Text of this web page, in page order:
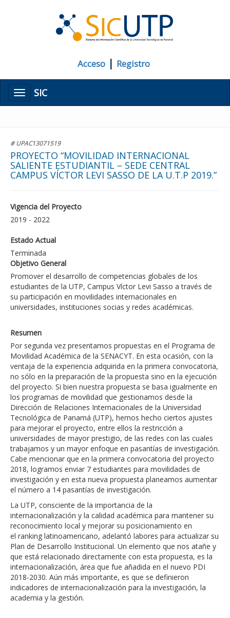
Acceso | Registro
MenúSIC
# UPAC13071519
PROYECTO “MOVILIDAD INTERNACIONAL
SALIENTE ESTUDIANTIL – SEDE CENTRAL
CAMPUS VÍCTOR LEVI SASSO DE LA U.T.P 2019.”
Vigencia del Proyecto
2019 - 2022
Estado Actual
Terminada
Objetivo General
Promover el desarrollo de competencias globales de los
estudiantes de la UTP, Campus Víctor Levi Sasso a través de
su participación en movilidades internacionales en
universidades, instituciones socias y redes académicas.
Resumen
Por segunda vez presentamos propuestas en el Programa de
Movilidad Académica de la SENACYT. En esta ocasión, con la
ventaja de la experiencia adquirida en la primera convocatoria,
no sólo en la preparación de la propuesta sino en la ejecución
del proyecto. Si bien nuestra propuesta se basa igualmente en
los programas de movilidad que gestionamos desde la
Dirección de Relaciones Internacionales de la Universidad
Tecnológica de Panamá (UTP), hemos hecho ciertos ajustes
para mejorar el proyecto, entre ellos la restricción a
universidades de mayor prestigio, de las redes con las cuales
trabajamos y un mayor enfoque en pasantías de investigación.
Cabe mencionar que en la primera convocatoria del proyecto
2018, logramos enviar 7 estudiantes para movilidades de
investigación y en esta nueva propuesta planeamos aumentar
el número a 14 pasantías de investigación.
La UTP, consciente de la importancia de la
internacionalización y la calidad académica para mantener su
reconocimiento local y mejorar su posicionamiento en
el ranking latinoamericano, adelantó labores para actualizar su
Plan de Desarrollo Institucional. Un elemento que nos atañe y
que está relacionado directamente con esta propuesta, es la
internacionalización, área que fue añadida en el nuevo PDI
2018-2030. Aún más importante, es que se definieron
indicadores de internacionalización para la investigación, la
academia y la gestión.